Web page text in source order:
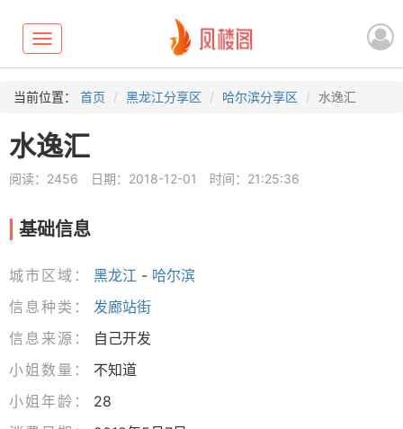
Toggle
navigation
当前位置： 首页 黑龙江分享区 哈尔滨分享区 水逸汇
水逸汇
阅读：2456 日期：2018-12-01 时间：21:25:36
基础信息
城市区域： 黑龙江 - 哈尔滨
信息种类：
发廊站街
信息来源：
自己开发
小姐数量：
不知道
小姐年龄：
28